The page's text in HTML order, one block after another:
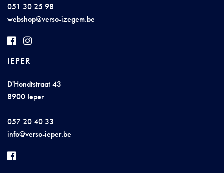
051 30 25 98
webshop@verso-izegem.be
IEPER
D'Hondtstraat 43
8900 Ieper
057 20 40 33
info@verso-ieper.be